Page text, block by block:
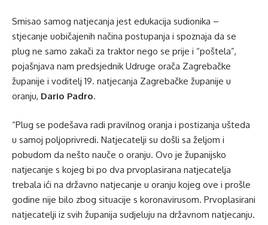
Smisao samog natjecanja jest edukacija sudionika –
stjecanje uobičajenih načina postupanja i spoznaja da se
plug ne samo zakači za traktor nego se prije i “poštela”,
pojašnjava nam predsjednik Udruge orača Zagrebačke
županije i voditelj 19. natjecanja Zagrebačke županije u
oranju, Dario Padro.
“Plug se podešava radi pravilnog oranja i postizanja ušteda
u samoj poljoprivredi. Natjecatelji su došli sa željom i
pobudom da nešto nauče o oranju. Ovo je županijsko
natjecanje s kojeg bi po dva prvoplasirana natjecatelja
trebala ići na državno natjecanje u oranju kojeg ove i prošle
godine nije bilo zbog situacije s koronavirusom. Prvoplasirani
natjecatelji iz svih županija sudjeluju na državnom natjecanju.